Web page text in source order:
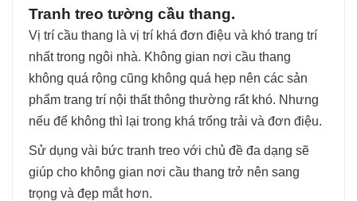
Tranh treo tường cầu thang.
Vị trí cầu thang là vị trí khá đơn điệu và khó trang trí
nhất trong ngôi nhà. Không gian nơi cầu thang
không quá rộng cũng không quá hẹp nên các sản
phẩm trang trí nội thất thông thường rất khó. Nhưng
nếu để không thì lại trong khá trống trải và đơn điệu.
Sử dụng vài bức tranh treo với chủ đề đa dạng sẽ
giúp cho không gian nơi cầu thang trở nên sang
trọng và đẹp mắt hơn.